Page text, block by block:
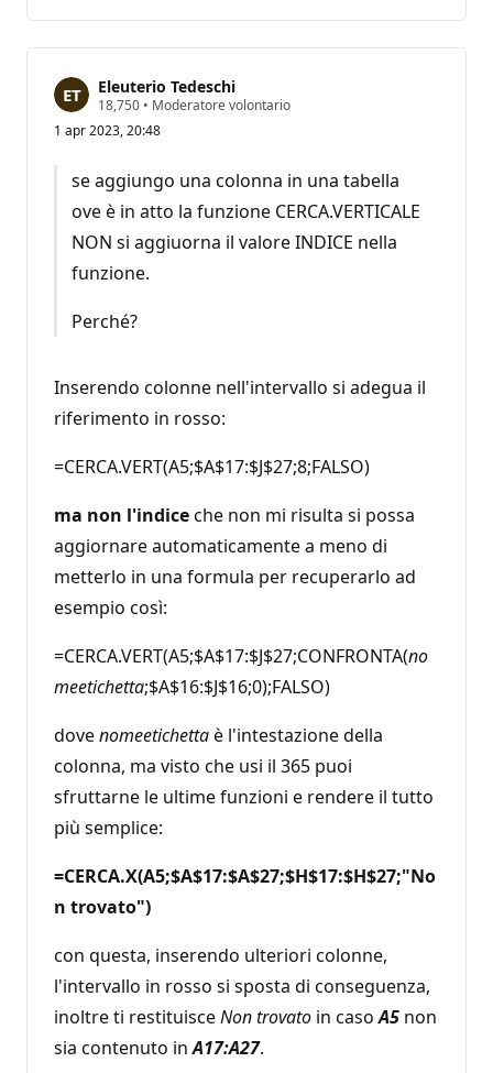
Eleuterio Tedeschi
18,750 P
n
d
r
e
p
u
t
e
• Moderatore volontario
1 apr 2023, 20:48
se aggiungo una colonna in una tabella
ove è in atto la funzione CERCA.VERTICALE
NON si aggiuorna il valore INDICE nella
funzione.
Perché?
Inserendo colonne nell'intervallo si adegua il
riferimento in rosso:
=CERCA.VERT(A5;$A$17:$J$27;8;FALSO)
ma non l'indiceche non mi risulta si possa
aggiornare automaticamente a meno di
metterlo in una formula per recuperarlo ad
esempio così:
=CERCA.VERT(A5;$A$17:$J$27;CONFRONTA(no
meetichetta;$A$16:$J$16;0);FALSO)
dovenomeetichettaè l'intestazione della
colonna, ma visto che usi il 365 puoi
sfruttarne le ultime funzioni e rendere il tutto
più semplice:
=CERCA.X(A5;$A$17:$A$27;$H$17:$H$27;"No
n trovato")
con questa, inserendo ulteriori colonne,
l'intervallo in rosso si sposta di conseguenza,
inoltre ti restituisceNon trovato in casoA5 non
sia contenuto inA17:A27.